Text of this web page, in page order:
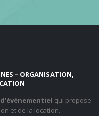
– ORGANISATION,
qui propose
et de la location.